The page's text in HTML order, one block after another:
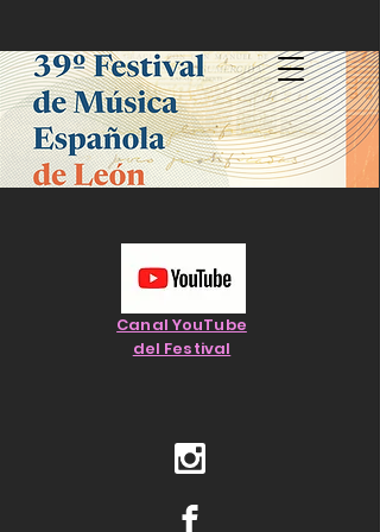
Canal YouTube
del Festival